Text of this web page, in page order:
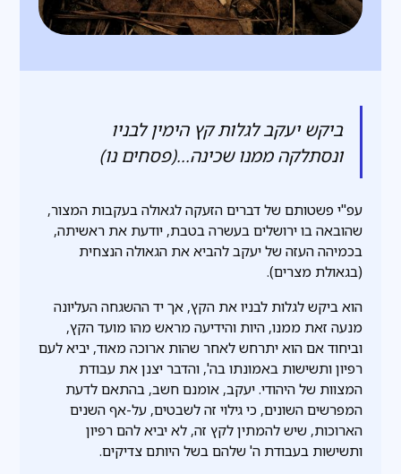
ביקש יעקב לגלות קץ הימין לבניו
ונסתלקה ממנו שכינה...(פסחים נו)
עפ"י פשטותם של דברים הזעקה לגאולה בעקבות המצור,
שהובאה בו ירושלים בעשרה בטבת, יודעת את ראשיתה,
בכמיהה העזה של יעקב להביא את הגאולה הנצחית
(בגאולת מצרים).
הוא ביקש לגלות לבניו את הקץ, אך יד ההשגחה העליונה
מנעה זאת ממנו, היות והידיעה מראש מהו מועד הקץ,
וביחוד אם הוא יתרחש לאחר שהות ארוכה מאוד, יביא לעם
רפיון ותשישות באמונתו בה', והדבר יצנן את עבודת
המצוות של היהודי. יעקב, אומנם חשב, בהתאם לדעת
המפרשים השונים, כי גילוי זה לשבטים, על-אף השנים
הארוכות, שיש להמתין לקץ זה, לא יביא להם רפיון
ותשישות בעבודת ה' שלהם בשל היותם צדיקים.